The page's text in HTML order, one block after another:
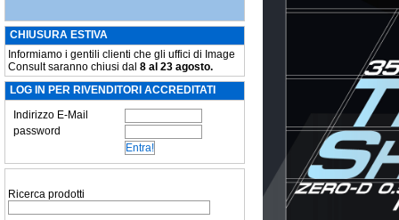
CHIUSURA ESTIVA
Informiamo i gentili clienti che gli uffici di Image
Consult saranno chiusi dal 8 al 23 agosto.
LOG IN PER RIVENDITORI ACCREDITATI
Indirizzo E-Mail
password
Ricerca prodotti